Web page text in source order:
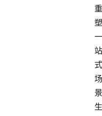
重
塑
一
站
式
场
景
生